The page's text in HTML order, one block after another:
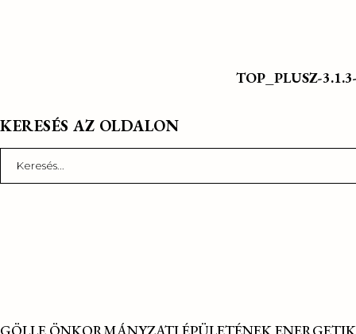
TOP_PLUSZ-
KERESÉS AZ OLDALON
Search
GÖLLE ÖNKORMÁNYZATI ÉPÜLETÉNEK